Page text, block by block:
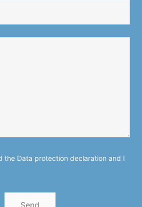
the Data protection declaration and I